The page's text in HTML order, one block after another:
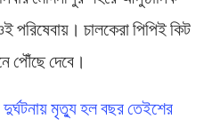
চালকেরা পিপিই কিট
পৌঁছে দেবে।
মৃত্যু হল বছর তেইশের